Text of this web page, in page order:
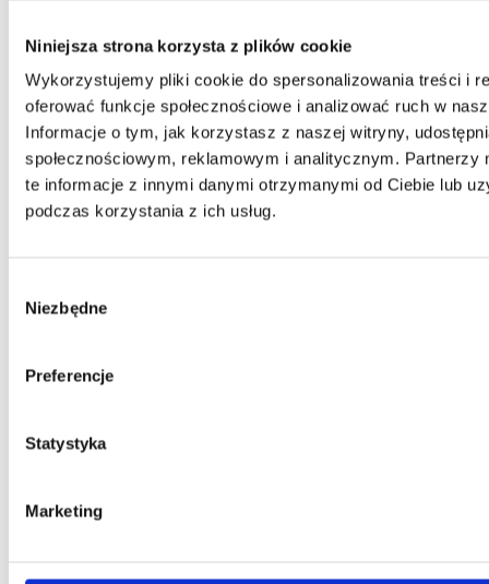
Niniejsza strona korzysta z plików cookie
Wykorzystujemy pliki cookie do spersonalizowania treści i
oferować funkcje społecznościowe i analizować ruch w
Informacje o tym, jak korzystasz z naszej witryny,
społecznościowym, reklamowym i analitycznym. Partnerzy
te informacje z innymi danymi otrzymanymi od Ciebie lub
podczas korzystania z ich usług.
zgody
Niezbędne
Preferencje
Statystyka
Marketing
Kontakt
Centrala
Telefon: 58 309 03 07
E-mail: kontakt@dks.pl
E-mail: serwis@dks.pl
DKS Sp. z o.o.
80-180 Kowale
REGON: 190917946